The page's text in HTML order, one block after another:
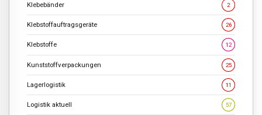
Klebebänder 2
Klebstoffauftragsgeräte 26
Klebstoffe 12
Kunststoffverpackungen 25
Lagerlogistik 11
Logistik aktuell 57